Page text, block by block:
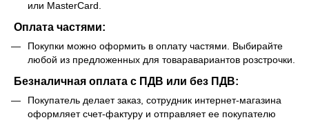
или MasterCard.
Оплата частями:
Покупки можно оформить в оплату частями. Выбирайте
любой из предложенных для товаравариантов розстрочки.
Безналичная оплата с ПДВ или без ПДВ:
Покупатель делает заказ, сотрудник интернет-магазина
оформляет счет-фактуру и отправляет ее покупателю